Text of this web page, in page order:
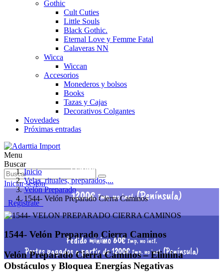
Gothic
Cult Cuties
Little Souls
Black Gothic.
Eternal Love y Femme Fatal
Calaveras NN
Wicca
Wiccan
Accesorios
Monederos y bolsos
Books
Tazas y Cajas
Decorativos Colgantes
Novedades
Próximas entradas
Menu
Buscar
Iniciar sesión
Regístrate
Pedido mínimo 60€Imp. no incl.
Portes pagados a partir de 1200€Imp. no incl.(Península)
Pedido mínimo 60€
Portes pagados a partir de
1200€Imp. no incl.(Península)
Inicio
Velas, rituales, preparados,...
Velón Preparado
1544- Velón Preparado Cierra Caminos
1544- Velón Preparado Cierra Caminos
Velón Preparado Cierra Caminos – Elimina
Obstáculos y Bloquea Energías Negativas